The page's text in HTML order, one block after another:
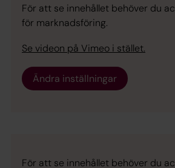
För att se innehållet behöver du
för marknadsföring.
Se videon på Vimeo i stället.
Ändra inställningar
För att se innehållet behöver du